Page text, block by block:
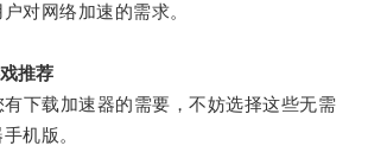
对网络加速的需求。
推荐
载加速器的需要，不妨选择这些无需
机版。